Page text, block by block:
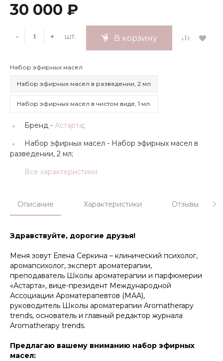
30 000 ₽
- + шт. В корзину
Набор эфирных масел
Набор эфирных масел в разведении, 2 мл
Набор эфирных масел в чистом виде, 1 мл.
Бренд - Астарта;
Набор эфирных масел - Набор эфирных масел в
разведении, 2 мл;
Все характеристики
Описание Характеристики Отзывы
Здравствуйте, дорогие друзья!
Меня зовут Елена Серкина – клинический психолог,
аромапсихолог, эксперт ароматерапии,
преподаватель Школы ароматерапии и парфюмерии
«Астарта», вице-президент Международной
Ассоциации Ароматерапевтов (МАА),
руководитель Школы ароматерапии Aromatherapy
trends, основатель и главный редактор журнала
Aromatherapy trends.
Предлагаю вашему вниманию набор эфирных
масел: